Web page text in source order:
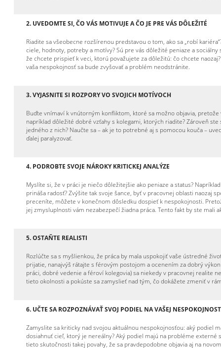
2. UVEDOMTE SI, ČO VÁS MOTIVUJE A ČO JE PRE VÁS DÔLEŽITÉ
Riadite sa všeobecne rozšírenou predstavou o tom, ako sa „robí
ciele, hodnoty, potreby a motívy? Sú pre vás dôležité peniaze a sociálny
že chcete prispieť k veci, ktorú považujete za dôležitú: čo chcete
vaša nespokojnosť sa bude zvyšovať a problém neodstránite.
3. VYJASNITE SI ROZPORY VO SVOJICH MOTÍVOCH
Buďte vnímaví k vnútorným konfliktom, ktoré sa možno objavia,
napríklad dôležité dobré vzťahy s kolegami, ktorých riadite? Zároveň
jedného z nich? Naučte sa – ak je to potrebné aj s pomocou kouča –
ďalej paralyzovať.
4. PODROBTE SVOJE NÁROKY KRITICKEJ ANALÝZE
Myslíte si, že v práci je niečo dôležitejšie ako peniaze a status?
prináša radosť? Zvýšite tak svoje šance, byť v pracovnej oblasti naozaj
preceníte, môžete v konečnom dôsledku dospieť k nespokojnosti.
jej zmysluplnosti vám nezabezpečí žiadna práca. Tento fakt by ste mali
5. OSTAŇTE REALISTI
Rozlúčte sa s myšlienkou, že práca by mala uspokojiť vaše ústredné
prijatie, nanajvýš rátajte s férovým postojom a ocenením za dobrý
práci, dobré vedenie a féroví kolegovia) sa niekedy v pracovnej realite
tieto okolnosti a pokúste sa zamyslieť nad tým, čo dokážete zmeniť v
6. UČTE SA ROZPOZNÁVAŤ SVOJ PODIEL NA VAŠEJ
Zamyslite sa kriticky nad svojou aktuálnou nespokojnosťou: aký podiel
dosiahnuť cieľ, ktorý je nereálny? Aký podiel majú na probléme externé
tieto skutočnosti takej povahy, že sa pravdepodobne objavia aj na